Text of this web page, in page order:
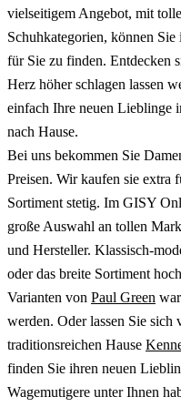
vielseitigem Angebot, mit
Schuhkategorien, können
für Sie zu finden. Entdecken
Herz höher schlagen lassen
einfach Ihre neuen Lieblinge
nach Hause.
Bei uns bekommen Sie
Preisen. Wir kaufen sie extra
Sortiment stetig. Im GISY
große Auswahl an tollen
und Hersteller. Klassisch-
oder das breite Sortiment
Varianten von Paul Green
werden. Oder lassen Sie sich
traditionsreichen Hause
finden Sie ihren neuen
Wagemutigere unter Ihnen